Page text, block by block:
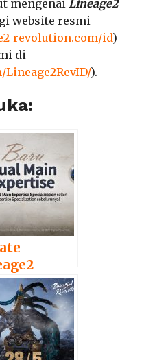
mengenai Lineage2
website resmi
revolution.com/id)
di
).
Main